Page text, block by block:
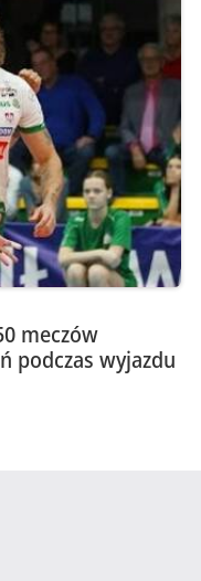
meczów
podczas wyjazdu